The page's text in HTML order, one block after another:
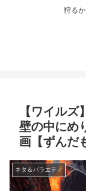
狩る
【ワイル
壁の中にめ
画【ずんだ
ネタ＆バラエティ